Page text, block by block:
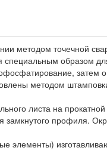
методом точечной
специальным образом
затем
методом
листа на
профиля.
элементы)